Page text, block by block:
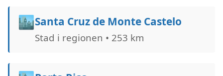
🏙️Santa Cruz de Monte Castelo
Stad i regionen • 253 km